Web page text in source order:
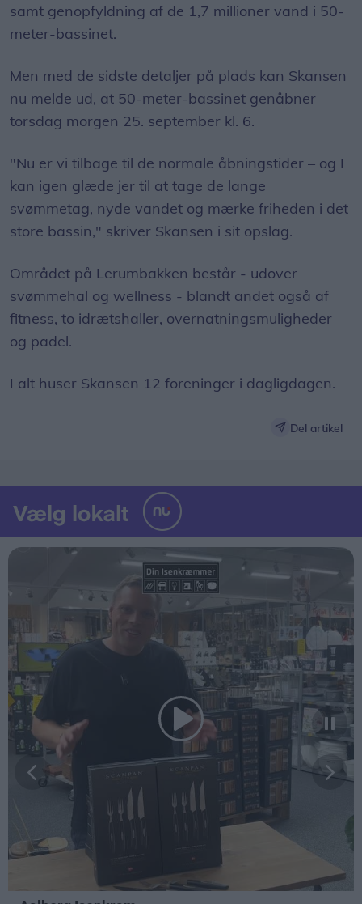
samt genopfyldning af de 1,7 millioner vand i 50-
meter-bassinet.
Men med de sidste detaljer på plads kan Skansen
nu melde ud, at 50-meter-bassinet genåbner
torsdag morgen 25. september kl. 6.
"Nu er vi tilbage til de normale åbningstider – og I
kan igen glæde jer til at tage de lange
svømmetag, nyde vandet og mærke friheden i det
store bassin," skriver Skansen i sit opslag.
Området på Lerumbakken består - udover
svømmehal og wellness - blandt andet også af
fitness, to idrætshaller, overnatningsmuligheder
og padel.
I alt huser Skansen 12 foreninger i dagligdagen.
Del artikel